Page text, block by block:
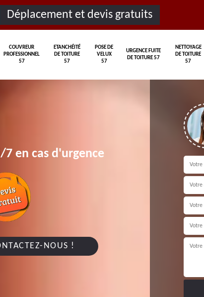
Déplacement et devis gratuits
COUVREUR
PROFESSIONNEL
57
ETANCHÉITÉ
DE TOITURE
57
POSE DE
VELUX
57
URGENCE FUITE
DE TOITURE 57
NETTOYAGE
DE TOITURE
57
en cas d'urgence
NOUS !